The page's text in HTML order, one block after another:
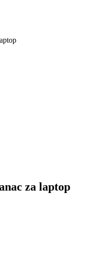
za laptop